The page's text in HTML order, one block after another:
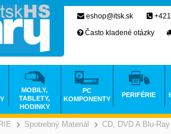
Spotrebný Materiál CD, DVD A Blu-
eshop@itsk.sk
Často kladené otázky
MOBILY,
TABLETY,
HODINKY
PC
KOMPONENTY
PERIFÉRIE